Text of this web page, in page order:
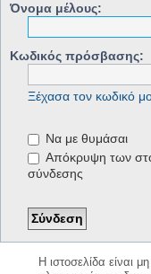
Όνομα μέλους:
Κωδικός πρόσβασης:
Ξέχασα τον κωδικό
Να με θυμάσαι
Απόκρυψη των
σύνδεσης
Η ιστοσελίδα είναι